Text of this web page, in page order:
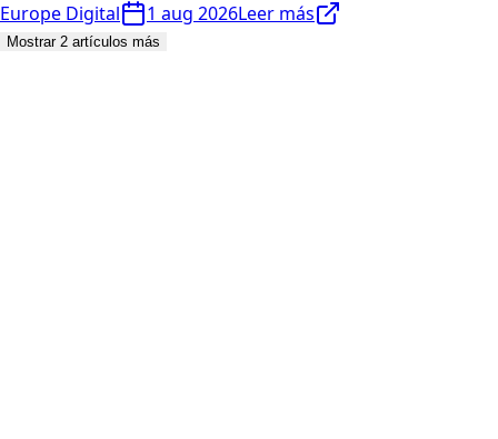
Europe Digital
1 aug 2026Leer más
Mostrar 2 artículos más